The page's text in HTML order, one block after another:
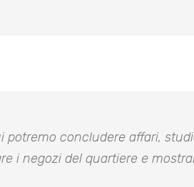
potremo concludere affari,
i negozi del quartiere e